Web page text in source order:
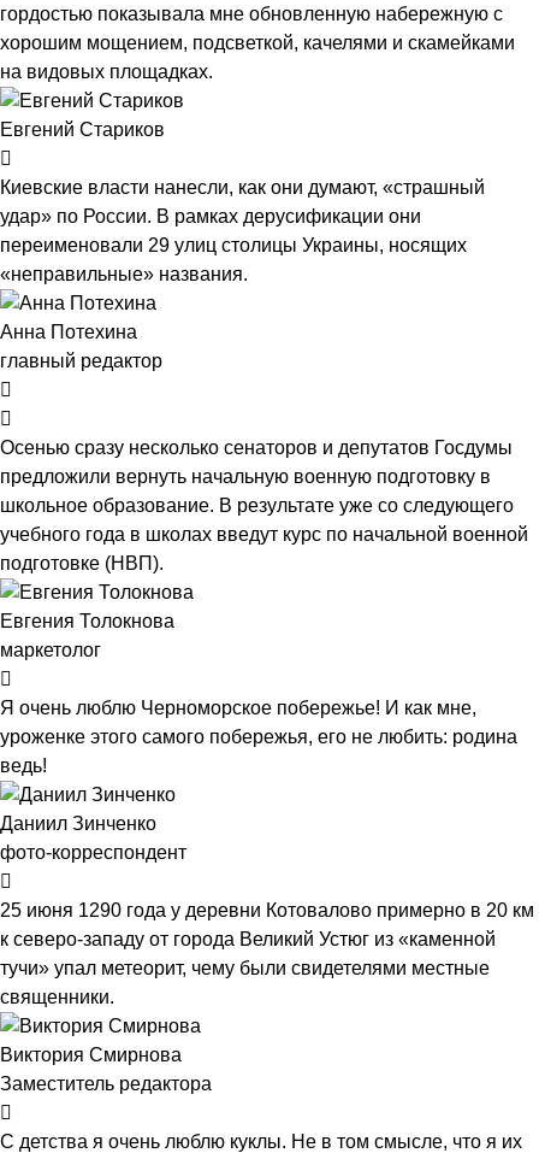
гордостью показывала мне обновленную набережную с
хорошим мощением, подсветкой, качелями и скамейками
на видовых площадках.
Евгений Стариков
Киевские власти нанесли, как они думают, «страшный
удар» по России. В рамках дерусификации они
переименовали 29 улиц столицы Украины, носящих
«неправильные» названия.
Анна Потехина
главный редактор
Осенью сразу несколько сенаторов и депутатов Госдумы
предложили вернуть начальную военную подготовку в
школьное образование. В результате уже со следующего
учебного года в школах введут курс по начальной военной
подготовке (НВП).
Евгения Толокнова
маркетолог
Я очень люблю Черноморское побережье! И как мне,
уроженке этого самого побережья, его не любить: родина
ведь!
Даниил Зинченко
фото-корреспондент
25 июня 1290 года у деревни Котовалово примерно в 20 км
к северо-западу от города Великий Устюг из «каменной
тучи» упал метеорит, чему были свидетелями местные
священники.
Виктория Смирнова
Заместитель редактора
С детства я очень люблю куклы. Не в том смысле, что я их